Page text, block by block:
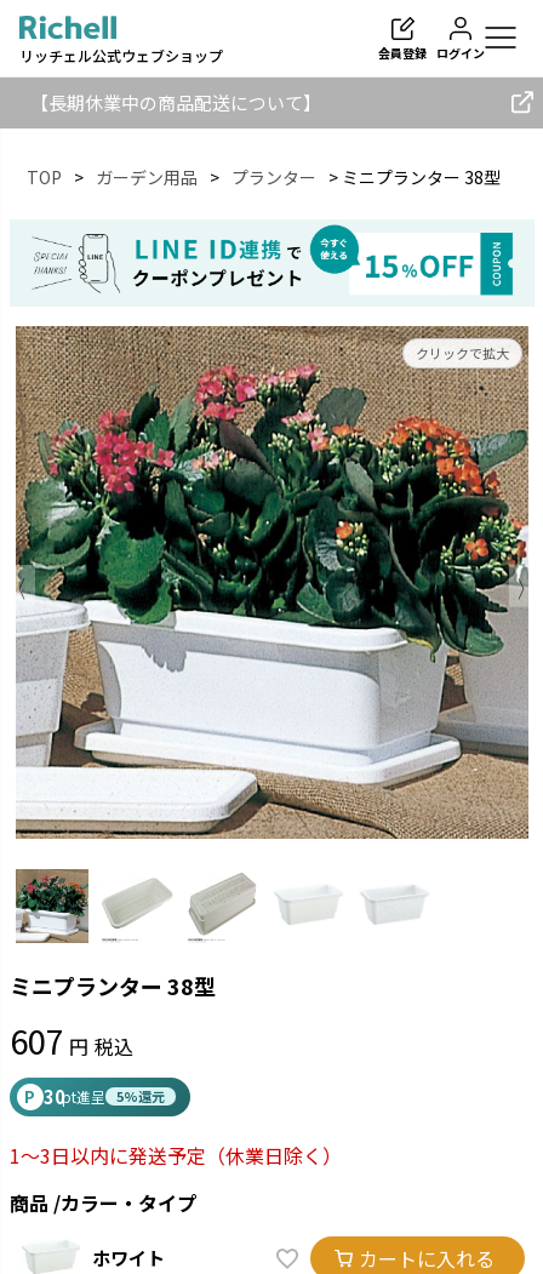
リッチェル公式ウェブショップ 会員登録 ログイン
【長期休業中の商品配送について】
検索
TOP ガーデン用品 プランター ミニプランター 38型
クリックで拡大
ミニプランター 38型
607 税込
P 30pt進呈 5%還元
1～3日以内に発送予定 （休業日除く）
商品 カラー・タイプ
ホワイト カートに入れる